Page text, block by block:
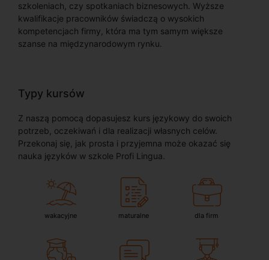
szkoleniach, czy spotkaniach biznesowych. Wyższe
kwalifikacje pracowników świadczą o wysokich
kompetencjach firmy, która ma tym samym większe
szanse na międzynarodowym rynku.
Typy kursów
Z naszą pomocą dopasujesz kurs językowy do swoich
potrzeb, oczekiwań i dla realizacji własnych celów.
Przekonaj się, jak prosta i przyjemna może okazać się
nauka języków w szkole Profi Lingua.
wakacyjne maturalne dla firm